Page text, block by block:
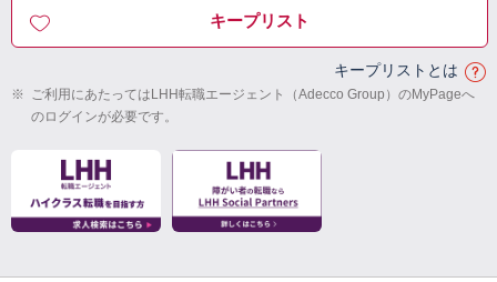
キープリスト
キープリストとは
※ ご利用にあたってはLHH転職エージェント（Adecco Group）のMyPageへ
のログインが必要です。